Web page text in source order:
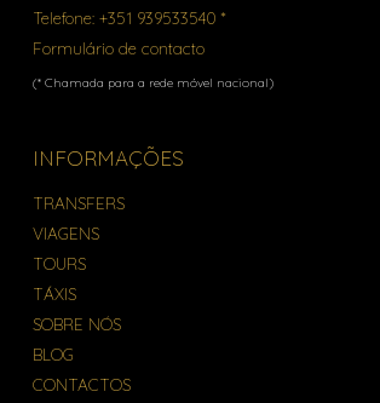
Telefone: +351 939533540 *
Formulário de contacto
(* Chamada para a rede móvel nacional)
INFORMAÇÕES
TRANSFERS
VIAGENS
TOURS
TÁXIS
SOBRE NÓS
BLOG
CONTACTOS